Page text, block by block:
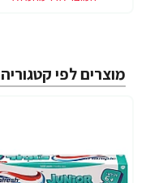
מוצרים לפי קטגוריה